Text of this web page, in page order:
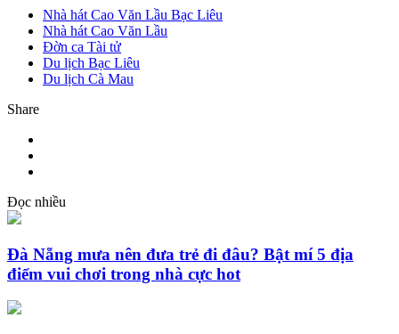
Nhà hát Cao Văn Lầu Bạc Liêu
Nhà hát Cao Văn Lầu
Đờn ca Tài tử
Du lịch Bạc Liêu
Du lịch Cà Mau
Share
Đọc nhiều
Đà Nẵng mưa nên đưa trẻ đi đâu? Bật mí 5 địa
điểm vui chơi trong nhà cực hot